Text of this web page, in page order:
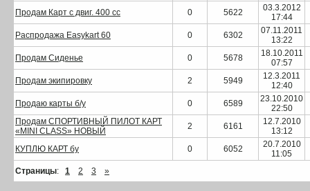
Продам Карт с двиг. 400 сс
0 5622
03.3.2012
17:44
Распродажа Easykart 60
0 6302
07.11.2011
13:22
Продам Сиденье
0 5678
18.10.2011
07:57
Продам экипировку
2 5949
12.3.2011
12:40
Продаю карты б/у
0 6589
23.10.2010
22:50
Продам СПОРТИВНЫЙ ПИЛОТ КАРТ
«MINI CLASS» НОВЫЙ
2 6161
12.7.2010
13:12
КУПЛЮ КАРТ бу
0 6052
20.7.2010
11:05
Страницы: 1 2 3 »